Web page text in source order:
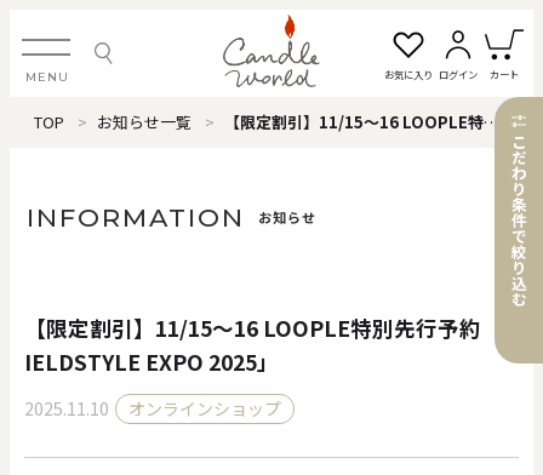
MENU お気に入り ログイン カート
ログイン・新規会員登録
すべてのアイテム
カテゴリから探す
TOP お知らせ一覧 【限定割引】11/15～16 LOOPLE特別先行予約「FIELDSTYLE EXPO 2025」
INFORMATION お知らせ
【限定割引】11/15～16 LOOPLE特別先行予約「F
IELDSTYLE EXPO 2025」
2025.11.10 オンラインショップ
こ
だ
わ
り
条
件
で
絞
り
込
む